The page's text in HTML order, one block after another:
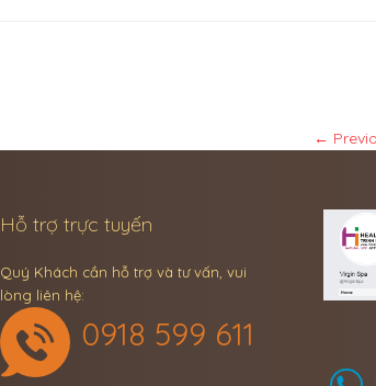
←
Hỗ trợ trực tuyến
Quý Khách cần hỗ trợ và tư vấn, vui
lòng liên hệ:
0918 599 611